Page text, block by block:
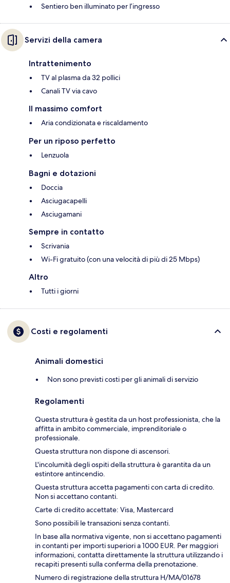
Sentiero ben illuminato per l’ingresso
Servizi della camera
Intrattenimento
TV al plasma da 32 pollici
Canali TV via cavo
Il massimo comfort
Aria condizionata e riscaldamento
Per un riposo perfetto
Lenzuola
Bagni e dotazioni
Doccia
Asciugacapelli
Asciugamani
Sempre in contatto
Scrivania
Wi-Fi gratuito (con una velocità di più di 25 Mbps)
Altro
Tutti i giorni
Costi e regolamenti
Animali domestici
Non sono previsti costi per gli animali di servizio
Regolamenti
Questa struttura è gestita da un host professionista, che la
affitta in ambito commerciale, imprenditoriale o
professionale.
Questa struttura non dispone di ascensori.
L'incolumità degli ospiti della struttura è garantita da un
estintore antincendio.
Questa struttura accetta pagamenti con carta di credito.
Non si accettano contanti.
Carte di credito accettate: Visa, Mastercard
Sono possibili le transazioni senza contanti.
In base alla normativa vigente, non si accettano pagamenti
in contanti per importi superiori a 1000 EUR. Per maggiori
informazioni, contatta direttamente la struttura utilizzando i
recapiti presenti sulla conferma della prenotazione.
Numero di registrazione della struttura H/MA/01678